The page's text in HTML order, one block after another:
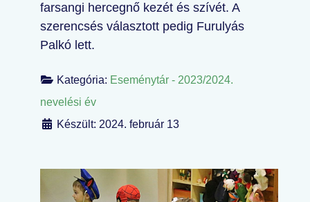
farsangi hercegnő kezét és szívét. A
szerencsés választott pedig Furulyás
Palkó lett.
Kategória: Eseménytár - 2023/2024.
nevelési év
Készült: 2024. február 13